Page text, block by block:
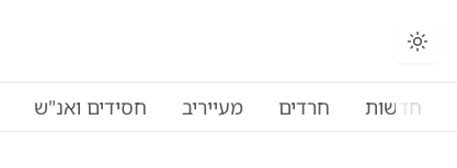
החלפת מצב תצוגה
חדשות חרדים מעייריב חסידים ואנ"ש